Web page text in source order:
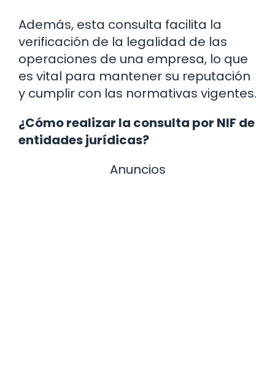
Además, esta consulta facilita la
verificación de la legalidad de las
operaciones de una empresa, lo que
es vital para mantener su reputación
y cumplir con las normativas vigentes.
¿Cómo realizar la consulta por NIF de
entidades jurídicas?
Anuncios